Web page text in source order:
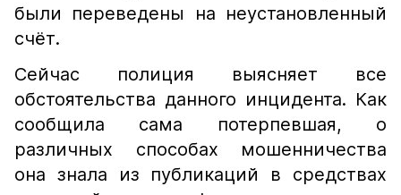
были переведены на неустановленный
счёт.
Сейчас полиция выясняет все
обстоятельства данного инцидента. Как
сообщила сама потерпевшая, о
различных способах мошенничества
она знала из публикаций в средствах